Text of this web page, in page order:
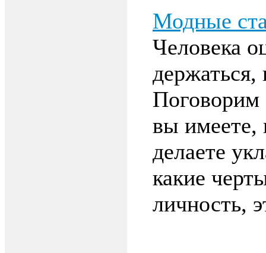
Модные
Человека
держаться,
Поговорим
вы имеете,
делаете
какие
личность,